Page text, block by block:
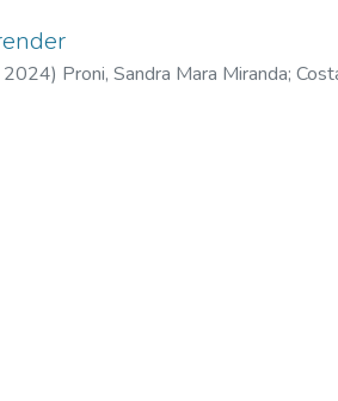
2024) Proni, Sandra Mara Miranda;